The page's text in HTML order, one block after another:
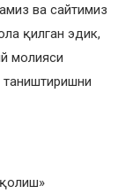
ва сайтимиз
қилган эдик,
молияси
қолиш»